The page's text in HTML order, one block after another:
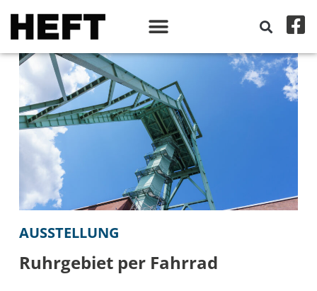
AUSSTELLUNG
Ruhrgebiet per Fahrrad